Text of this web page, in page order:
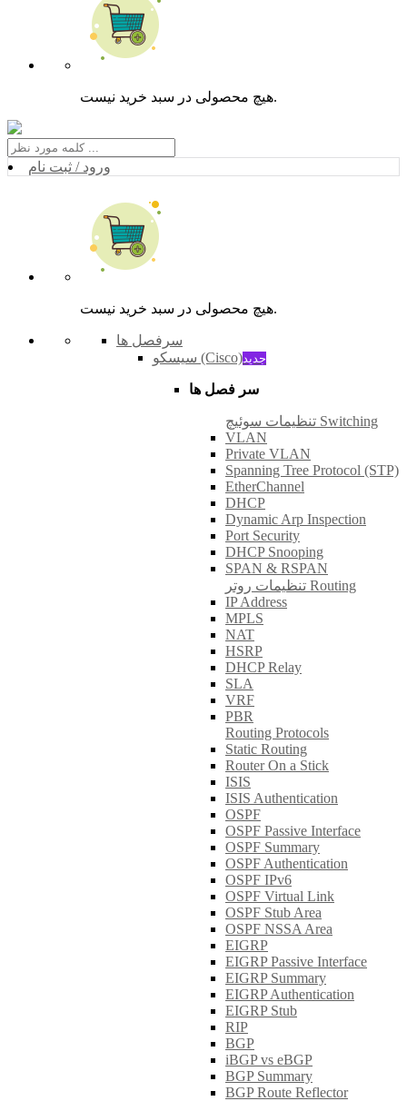
هیچ محصولی در سبد خرید نیست.
ورود / ثبت نام
هیچ محصولی در سبد خرید نیست.
سرفصل ها
سیسکو (Cisco)جدید
سر فصل ها
تنظیمات سوئیچ Switching
VLAN
Private VLAN
Spanning Tree Protocol (STP)
EtherChannel
DHCP
Dynamic Arp Inspection
Port Security
DHCP Snooping
SPAN & RSPAN
تنظیمات روتر Routing
IP Address
MPLS
NAT
HSRP
DHCP Relay
SLA
VRF
PBR
Routing Protocols
Static Routing
Router On a Stick
ISIS
ISIS Authentication
OSPF
OSPF Passive Interface
OSPF Summary
OSPF Authentication
OSPF IPv6
OSPF Virtual Link
OSPF Stub Area
OSPF NSSA Area
EIGRP
EIGRP Passive Interface
EIGRP Summary
EIGRP Authentication
EIGRP Stub
RIP
BGP
iBGP vs eBGP
BGP Summary
BGP Route Reflector